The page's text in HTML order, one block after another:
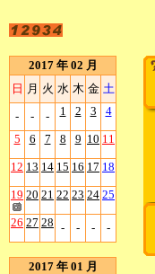
2017 年 02 月
日 月 火 水 木 金 土
- - - 1 2 3 4
5 6 7 8 9 10 11
12 13 14 15 16 17 18
19 20 21 22 23 24 25
26 27 28 - - - -
2017 年 01 月